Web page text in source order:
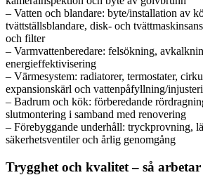
– Vatten och blandare: byte/installation av
tvättställsblandare, disk- och
och filter
– Varmvattenberedare: felsökning,
energieffektivisering
– Värmesystem: radiatorer, termostater,
expansionskärl och vattenpåfyllning/
– Badrum och kök: förberedande
slutmontering i samband med renovering
– Förebyggande underhåll: tryckprovning,
säkerhetsventiler och årlig genomgång
Trygghet och kvalitet – så